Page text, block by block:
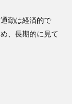
勤は経済的で
、長期的に見て